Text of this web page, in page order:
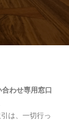
わせ専用窓口
は、一切行っ